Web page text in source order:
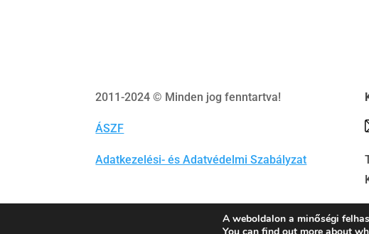
2011-2024 © Minden jog fenntartva!
ÁSZF
Adatkezelési- és Adatvédelmi Szabályzat
A weboldalon a minőségi